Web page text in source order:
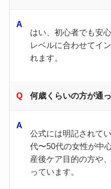
はい、初心者でも安
レベルに合わせてイ
れます。
何歳くらいの方が通
公式には明記されて
代〜50代の女性が中心
産後ケア目的の方や
っています。